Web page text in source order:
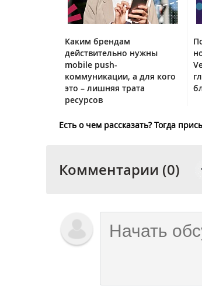
Каким брендам
действительно нужны
mobile push-
коммуникации, а для кого
это – лишняя трата
ресурсов
Есть о чем рассказать? Тогда
Комментарии (0)